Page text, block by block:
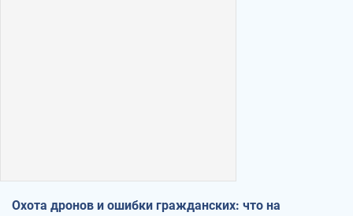
Охота дронов и ошибки гражданских: что на